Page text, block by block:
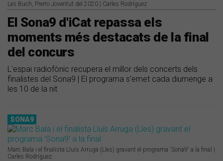
Les Buch, Premi Joventut del 2020 | Carles Rodríguez
El Sona9 d'iCat repassa els
moments més destacats de la final
del concurs
L'espai radiofònic recupera el millor dels concerts dels
finalistes del Sona9 | El programa s'emet cada diumenge a
les 10 de la nit
SONA9
Marc Bala i el finalista Lluís Arruga (Lles) gravant el programa 'Sona9' a la final |
Carles Rodríguez